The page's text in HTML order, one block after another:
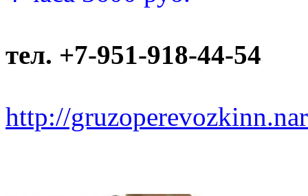
тел. +7-951-918-44-54
http://